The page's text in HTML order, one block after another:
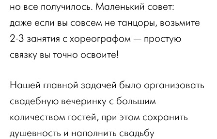
но все получилось. Маленький совет:
даже если вы совсем не танцоры, возьмите
2-3 занятия с хореографом — простую
связку вы точно освоите!
Нашей главной задачей было организовать
свадебную вечеринку с большим
количеством гостей, при этом сохранить
душевность и наполнить свадьбу